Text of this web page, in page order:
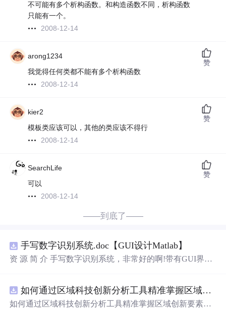
不可能有多个析构函数。和构造函数不同，析构函数
只能有一个。
2008-12-14
arong1234
我觉得任何类都不能有多个析构函数
2008-12-14
赞
kier2
模板类应该可以，其他的类应该不得行
2008-12-14
赞
SearchLife
可以
2008-12-14
赞
——到底了——
手写数字识别系统.doc【GUI设计Matlab】
资 源 简 介 手写数字识别系统，非常好的啊!带有GUI界
带有直观的图形用户界面（GUI），非常容易使用。你只
需要将手写数字输入系统，它将立即给出准确的识别结
如何通过区域科技创新分析工具精准掌握区域创新要素分布与产业链融合现状？.docx
如何通过区域科技创新分析工具精准掌握区域创新要素分